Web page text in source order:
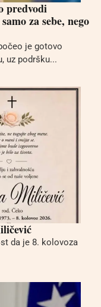
predvodi
za sebe, nego
je gotovo
uz podršku...
da je 8. kolovoza